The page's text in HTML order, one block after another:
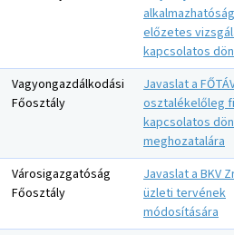
előzetes
kapcsolatos
Vagyongazdálkodási
Főosztály
Javaslat a
osztalékelőleg
kapcsolatos
meghozatalára
Városigazgatóság
Főosztály
Javaslat a BKV
üzleti tervének
módosítására